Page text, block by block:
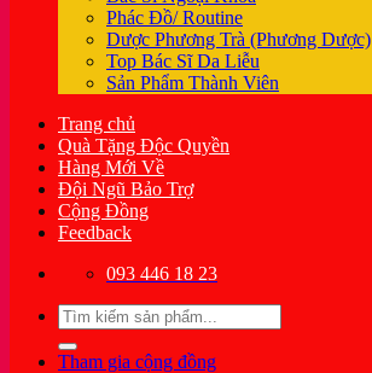
Phác Đồ/ Routine
Dược Phương Trà (Phương Dược)
Top Bác Sĩ Da Liễu
Sản Phẩm Thành Viên
Trang chủ
Quà Tặng Độc Quyền
Hàng Mới Về
Đội Ngũ Bảo Trợ
Cộng Đồng
Feedback
093 446 18 23
Tìm
kiếm:
Tham gia cộng đồng